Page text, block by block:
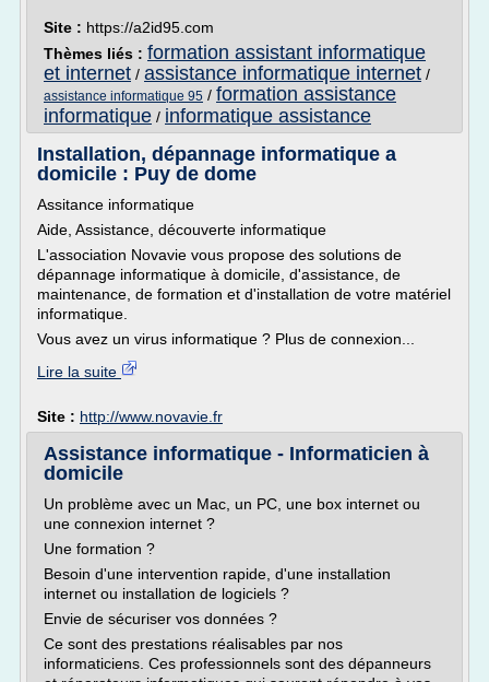
Site : https://a2id95.com
Thèmes liés : formation assistant informatique
et internet / assistance informatique internet /
assistance informatique 95 / formation assistance
informatique / informatique assistance
Installation, dépannage informatique a
domicile : Puy de dome
Assitance informatique
Aide, Assistance, découverte informatique
L'association Novavie vous propose des solutions de
dépannage informatique à domicile, d'assistance, de
maintenance, de formation et d'installation de votre matériel
informatique.
Vous avez un virus informatique ? Plus de connexion...
Lire la suite
Site : http://www.novavie.fr
Assistance informatique - Informaticien à
domicile
Un problème avec un Mac, un PC, une box internet ou
une connexion internet ?
Une formation ?
Besoin d'une intervention rapide, d'une installation
internet ou installation de logiciels ?
Envie de sécuriser vos données ?
Ce sont des prestations réalisables par nos
informaticiens. Ces professionnels sont des dépanneurs